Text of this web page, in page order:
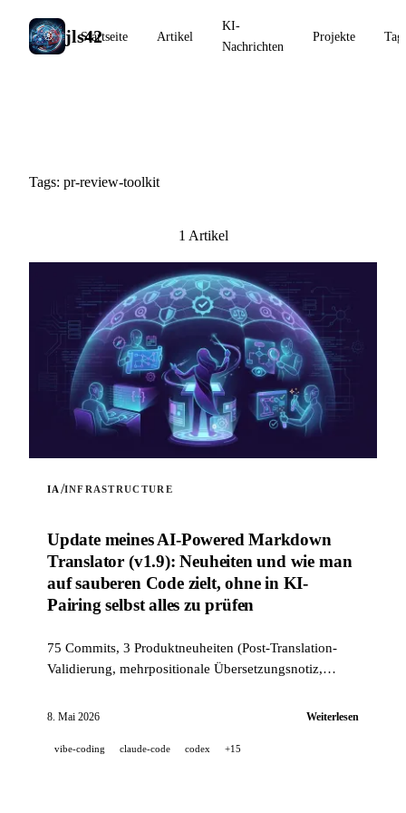
jls42
Startseite Artikel
KI-
Nachrichten
Projekte
Tags: pr-review-toolkit
1 Artikel
IA /INFRASTRUCTURE
Update meines AI-Powered Markdown
Translator (v1.9): Neuheiten und wie man
auf sauberen Code zielt, ohne in KI-
Pairing selbst alles zu prüfen
75 Commits, 3 Produktneuheiten (Post-Translation-
Validierung, mehrpositionale Übersetzungsnotiz,
Stack (14 Hooks, 229 Tests, KI-gestütztes PR-Review),
100 % im KI-Pairing entwickelt wird.
8. Mai 2026 Weiterlesen
vibe-coding claude-code codex +15